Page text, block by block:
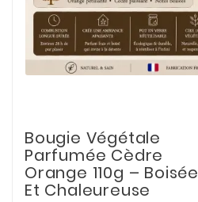
Bougie Végétale
Parfumée Cèdre
Orange 110g – Boisée
Et Chaleureuse